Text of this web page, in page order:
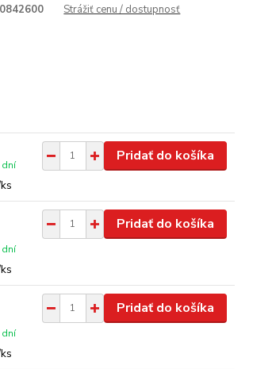
Strážiť cenu / dostupnosť
ks
dní
Pridať do košíka
ks
dní
Pridať do košíka
ks
dní
Pridať do košíka